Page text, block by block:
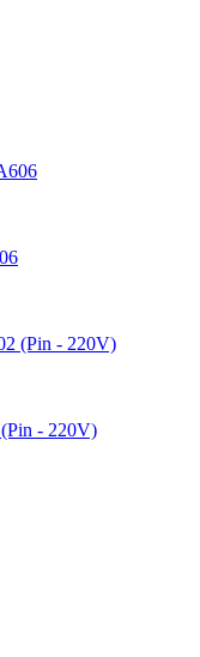
- 220V)